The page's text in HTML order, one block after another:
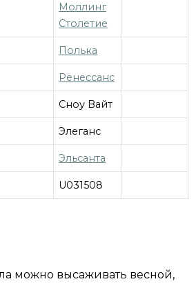
Моллинг
Столетие
Полька
Ренессанс
Сноу Вайт
Элеганс
Эльсанта
U031508
можно высаживать весной,